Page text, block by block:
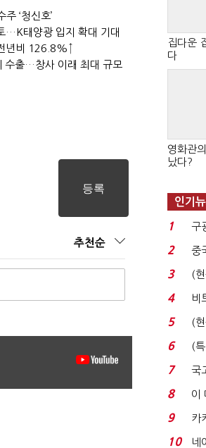
‘청신호’
…K태양광 입지 확대 기대
년비 126.8%↑
수출…창사 이래 최대 규모
추천순
집다운
다
영화관
났다?
인기
1
구
로
2
중
국
3
(
요
4
비
처
5
(
빈
6
(
지
7
국
금
8
이
적
9
카
10
네